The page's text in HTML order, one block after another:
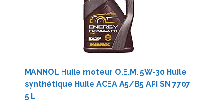
MANNOL Huile moteur O.E.M. 5W-30 Huile
synthétique Huile ACEA A5/B5 API SN 7707
5 L